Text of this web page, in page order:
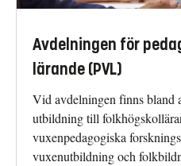
Avdelningen för
lärande (PVL)
Vid avdelningen finns bland
utbildning till
vuxenpedagogiska
vuxenutbildning och